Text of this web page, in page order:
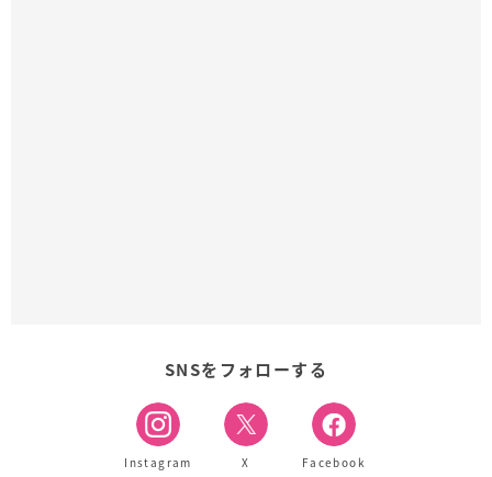
SNSをフォローする
Instagram X Facebook